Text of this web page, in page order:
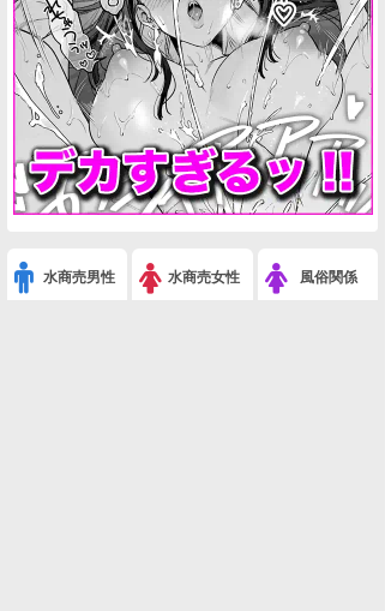
水商売男性 水商売女性 風俗関係